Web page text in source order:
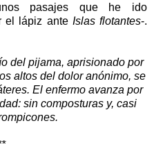
pasajes que he ido
el lápiz ante Islas flotantes-.
del pijama, aprisionado por
altos del dolor anónimo, se
El enfermo avanza por
sin composturas y, casi